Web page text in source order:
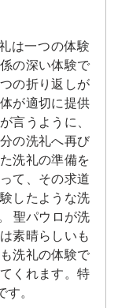
は一つの体験
の深い体験で
の折り返しが
が適切に提供
言うように、
の洗礼へ再び
洗礼の準備を
て、その求道
したような洗
聖パウロが洗
素晴らしいも
洗礼の体験で
くれます。特
。